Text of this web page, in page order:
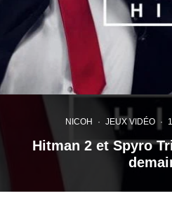
NICOH · JEUX VIDÉO ·
Hitman 2 et Spyro